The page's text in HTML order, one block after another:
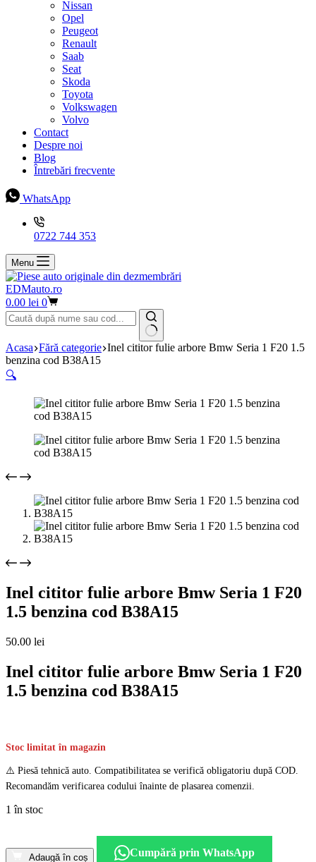
Nissan
Opel
Peugeot
Renault
Saab
Seat
Skoda
Toyota
Volkswagen
Volvo
Contact
Despre noi
Blog
Întrebări frecvente
WhatsApp
0722 744 353
Menu
EDMauto.ro
Coș
de
cumpărături
0.00 lei 0
Niciun
rezultat
Acasa Fără categorie Inel cititor fulie arbore Bmw Seria 1 F20 1.5
benzina cod B38A15
🔍
Inel cititor fulie arbore Bmw Seria 1 F20
1.5 benzina cod B38A15
50.00 lei
Inel cititor fulie arbore Bmw Seria 1 F20
1.5 benzina cod B38A15
Stoc limitat în magazin
⚠️ Piesă tehnică auto. Compatibilitatea se verifică obligatoriu după COD.
Recomandăm verificarea codului înainte de plasarea comenzii.
1 în stoc
Inel
cititorAdaugă în coș Cumpără prin WhatsApp